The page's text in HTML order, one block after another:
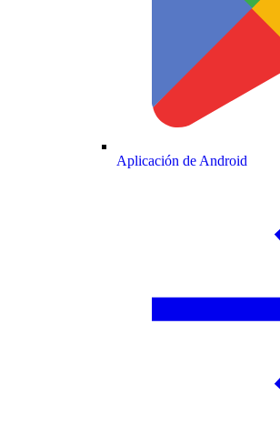
Aplicación de Android